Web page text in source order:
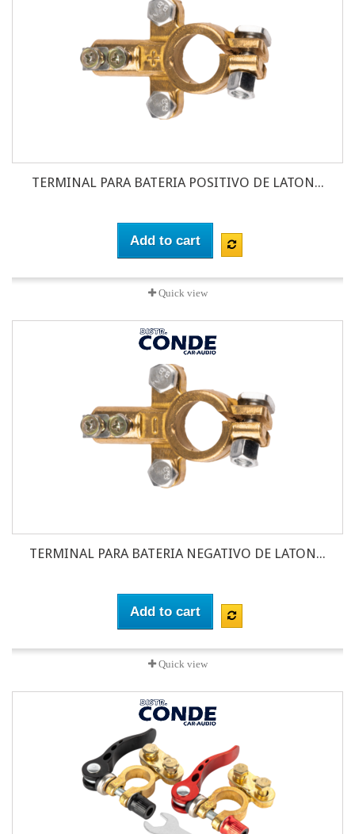
TERMINAL PARA BATERIA POSITIVO DE LATON...
Add to cart
Quick view
TERMINAL PARA BATERIA NEGATIVO DE LATON...
Add to cart
Quick view